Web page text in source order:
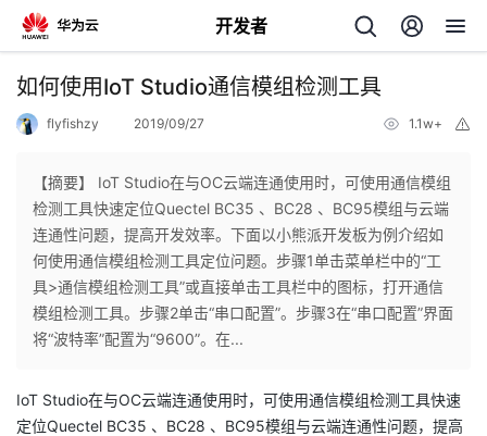
开发者
返
个
人
页
我
开
的
我
如何使用IoT Studio通信模组检测工具
flyfishzy 2019/09/27 1.1w+
【摘要】 IoT Studio在与OC云端连通使用时，可使用通信模组
检测工具快速定位Quectel BC35 、BC28 、BC95模组与云端
连通性问题，提高开发效率。下面以小熊派开发板为例介绍如
何使用通信模组检测工具定位问题。步骤1单击菜单栏中的“工
具>通信模组检测工具”或直接单击工具栏中的图标，打开通信
模组检测工具。步骤2单击“串口配置”。步骤3在“串口配置”界面
将“波特率”配置为“9600”。在...
IoT Studio在与OC云端连通使用时，可使用通信模组检测工具快速
定位Quectel BC35 、BC28 、BC95模组与云端连通性问题，提高